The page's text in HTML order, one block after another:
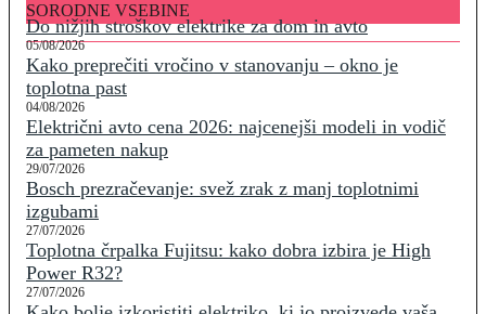
SORODNE VSEBINE
Do nižjih stroškov elektrike za dom in avto
05/08/2026
Kako preprečiti vročino v stanovanju – okno je
toplotna past
04/08/2026
Električni avto cena 2026: najcenejši modeli in vodič
za pameten nakup
29/07/2026
Bosch prezračevanje: svež zrak z manj toplotnimi
izgubami
27/07/2026
Toplotna črpalka Fujitsu: kako dobra izbira je High
Power R32?
27/07/2026